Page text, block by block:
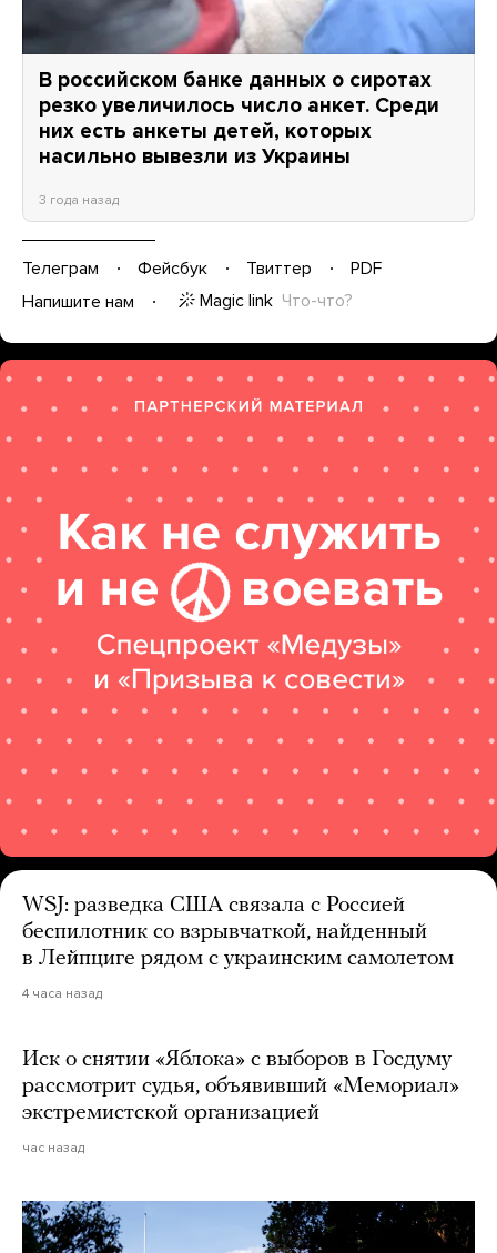
В российском банке данных о сиротах
резко увеличилось число анкет. Среди
них есть анкеты детей, которых
насильно вывезли из Украины
3 года назад
Телеграм Фейсбук Твиттер
PDF
Напишите нам
Magic link Что-что?
WSJ: разведка США связала с Россией
беспилотник со взрывчаткой, найденный
в Лейпциге рядом с украинским самолетом
4 часа назад
Иск о снятии «Яблока» с выборов в Госдуму
рассмотрит судья, объявивший «Мемориал»
экстремистской организацией
час назад